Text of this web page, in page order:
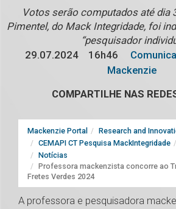
Votos serão computados até dia
Pimentel, do Mack Integridade, foi
“pesquisador
29.07.2024
16h46
Mackenzie
COMPARTILHE NAS
Mackenzie Portal
Research and
CEMAPI CT Pesquisa MackIntegridade
Notícias
Professora mackenzista concorre ao
Fretes Verdes 2024
A professora e pesquisadora